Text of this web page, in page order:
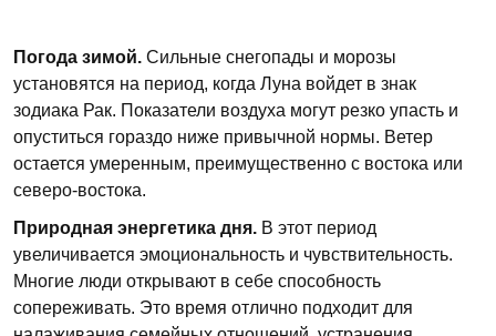
Погода зимой. Сильные снегопады и морозы
установятся на период, когда Луна войдет в знак
зодиака Рак. Показатели воздуха могут резко упасть и
опуститься гораздо ниже привычной нормы. Ветер
остается умеренным, преимущественно с востока или
северо-востока.
Природная энергетика дня. В этот период
увеличивается эмоциональность и чувствительность.
Многие люди открывают в себе способность
сопереживать. Это время отлично подходит для